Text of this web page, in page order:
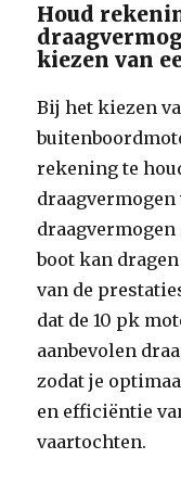
Houd
kiezen van
Bij het kiezen
rekening te
draagvermogen
draagvermogen
boot kan
van de
dat de 10 pk
aanbevolen
zodat je
en efficiëntie
vaartochten.